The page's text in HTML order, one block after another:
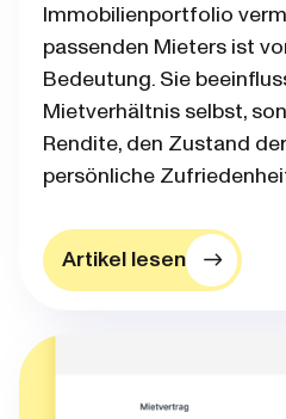
Immobilienportfolio
passenden Mieters ist
Bedeutung. Sie
Mietverhältnis selbst,
Rendite, den Zustand
persönliche
Artikel lesen